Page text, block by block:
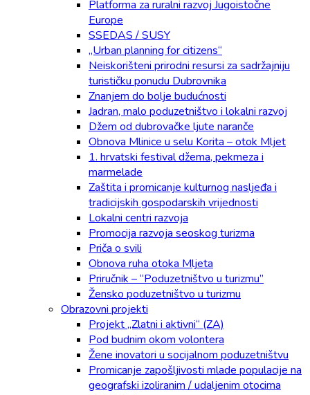
Platforma za ruralni razvoj Jugoistočne
Europe
SSEDAS / SUSY
„Urban planning for citizens“
Neiskorišteni prirodni resursi za sadržajniju
turističku ponudu Dubrovnika
Znanjem do bolje budućnosti
Jadran, malo poduzetništvo i lokalni razvoj
Džem od dubrovačke ljute naranče
Obnova Mlinice u selu Korita – otok Mljet
1. hrvatski festival džema, pekmeza i
marmelade
Zaštita i promicanje kulturnog nasljeđa i
tradicijskih gospodarskih vrijednosti
Lokalni centri razvoja
Promocija razvoja seoskog turizma
Priča o svili
Obnova ruha otoka Mljeta
Priručnik – “Poduzetništvo u turizmu”
Žensko poduzetništvo u turizmu
Obrazovni projekti
Projekt „Zlatni i aktivni“ (ZA)
Pod budnim okom volontera
Žene inovatori u socijalnom poduzetništvu
Promicanje zapošljivosti mlade populacije na
geografski izoliranim / udaljenim otocima